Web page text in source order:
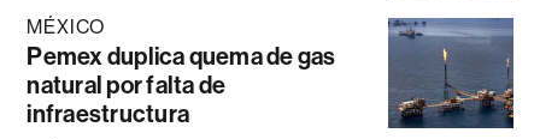
MÉXICO
Pemex duplica quema de gas
natural por falta de
infraestructura